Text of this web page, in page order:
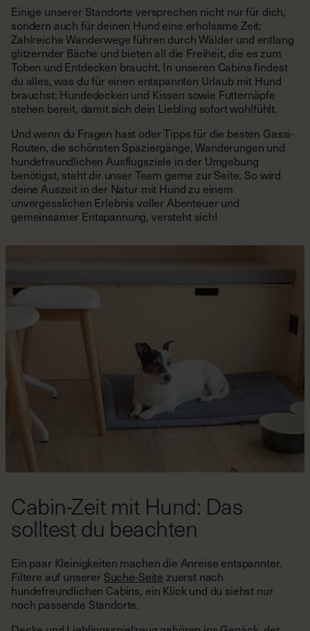
Einige unserer Standorte versprechen nicht nur für dich,
sondern auch für deinen Hund eine erholsame Zeit:
Zahlreiche Wanderwege führen durch Wälder und entlang
glitzernder Bäche und bieten all die Freiheit, die es zum
Toben und Entdecken braucht. In unseren Cabins findest
du alles, was du für einen entspannten Urlaub mit Hund
brauchst: Hundedecken und Kissen sowie Futternäpfe
stehen bereit, damit sich dein Liebling sofort wohlfühlt.
Und wenn du Fragen hast oder Tipps für die besten Gassi-
Routen, die schönsten Spaziergänge, Wanderungen und
hundefreundlichen Ausflugsziele in der Umgebung
benötigst, steht dir unser Team gerne zur Seite. So wird
deine Auszeit in der Natur mit Hund zu einem
unvergesslichen Erlebnis voller Abenteuer und
gemeinsamer Entspannung, versteht sich!
Cabin-Zeit mit Hund: Das
solltest du beachten
Ein paar Kleinigkeiten machen die Anreise entspannter.
Filtere auf unserer Suche-Seite zuerst nach
hundefreundlichen Cabins, ein Klick und du siehst nur
noch passende Standorte.